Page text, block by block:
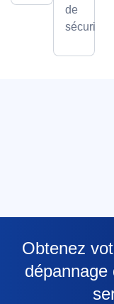
de
sécurité.
Obtenez